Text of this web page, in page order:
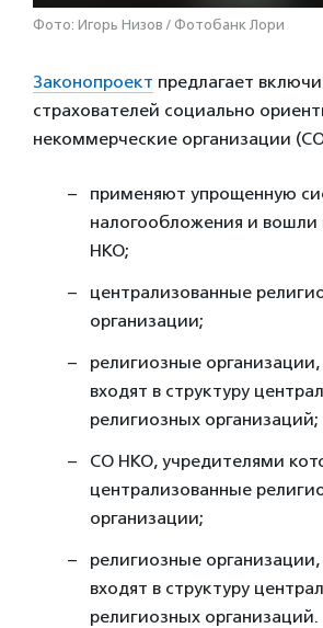
Фото: Игорь Низов / Фотобанк Лори
Законопроект предлагает
страхователей социально
некоммерческие организации
применяют упрощенную
налогообложения и вошли
НКО;
централизованные
организации;
религиозные
входят в структуру
религиозных организаций;
СО НКО, учредителями
централизованные
организации;
религиозные
входят в структуру
религиозных организаций.